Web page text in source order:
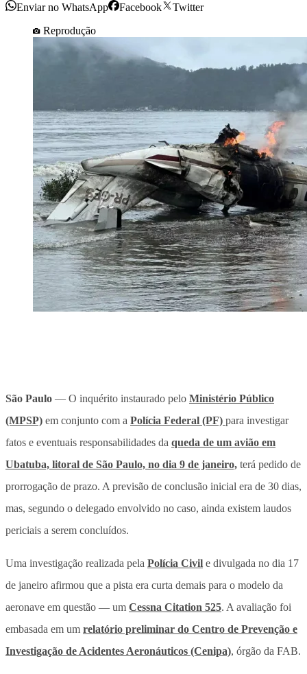
Enviar no WhatsApp Facebook
Twitter
Reprodução
São Paulo — O inquérito instaurado pelo Ministério Público
(MPSP) em conjunto com a Polícia Federal (PF) para investigar
fatos e eventuais responsabilidades da queda de um avião em
Ubatuba, litoral de São Paulo, no dia 9 de janeiro, terá pedido de
prorrogação de prazo. A previsão de conclusão inicial era de 30 dias,
mas, segundo o delegado envolvido no caso, ainda existem laudos
periciais a serem concluídos.
Uma investigação realizada pela Polícia Civil e divulgada no dia 17
de janeiro afirmou que a pista era curta demais para o modelo da
aeronave em questão — um Cessna Citation 525. A avaliação foi
embasada em um relatório preliminar do Centro de Prevenção e
Investigação de Acidentes Aeronáuticos (Cenipa), órgão da FAB.